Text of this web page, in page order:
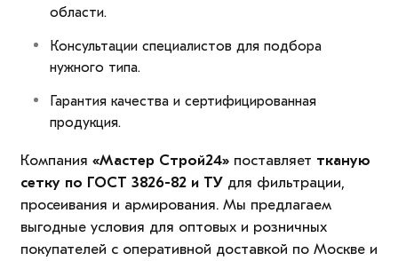
области.
Консультации специалистов для подбора
нужного типа.
Гарантия качества и сертифицированная
продукция.
Компания «Мастер Строй24»поставляет тканую
сетку по ГОСТ 3826-82 и ТУ для фильтрации,
просеивания и армирования. Мы предлагаем
выгодные условия для оптовых и розничных
покупателей с оперативной доставкой по Москве и